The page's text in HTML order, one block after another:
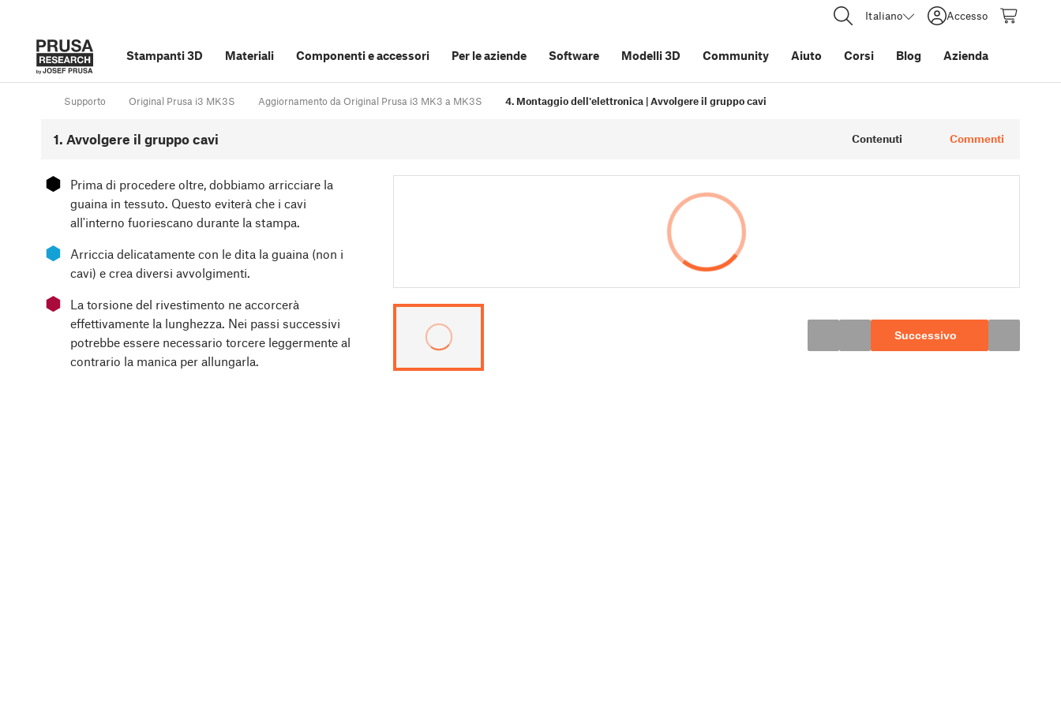
Italiano Accesso
Stampanti 3D Materiali Componenti e accessori Per le aziende Software Modelli 3D Community Aiuto Corsi Blog Azienda
Supporto Original Prusa i3 MK3S Aggiornamento da Original Prusa i3 MK3 a MK3S 4. Montaggio dell'elettronica | Avvolgere il gruppo cavi
1. Avvolgere il gruppo cavi Contenuti Commenti
⬢
Prima di procedere oltre, dobbiamo arricciare la
guaina in tessuto. Questo eviterà che i cavi
all'interno fuoriescano durante la stampa.
⬢
Arriccia delicatamente con le dita la guaina (non i
cavi) e crea diversi avvolgimenti.
⬢
La torsione del rivestimento ne accorcerà
effettivamente la lunghezza. Nei passi successivi
potrebbe essere necessario torcere leggermente al
contrario la manica per allungarla.
Successivo